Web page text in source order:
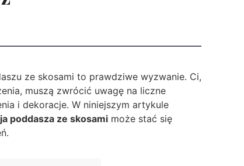
ze skosami to prawdziwe wyzwanie. Ci,
muszą zwrócić uwagę na liczne
i dekoracje. W niniejszym artykule
poddasza ze skosami może stać się